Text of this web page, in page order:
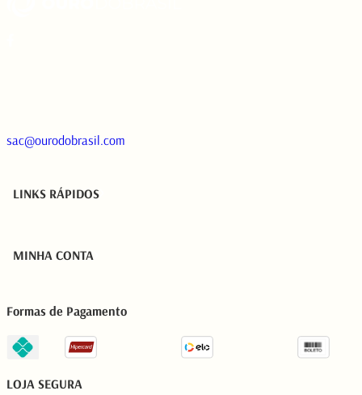
sac@ourodobrasil.com
LINKS RÁPIDOS
MINHA CONTA
Formas de Pagamento
LOJA SEGURA